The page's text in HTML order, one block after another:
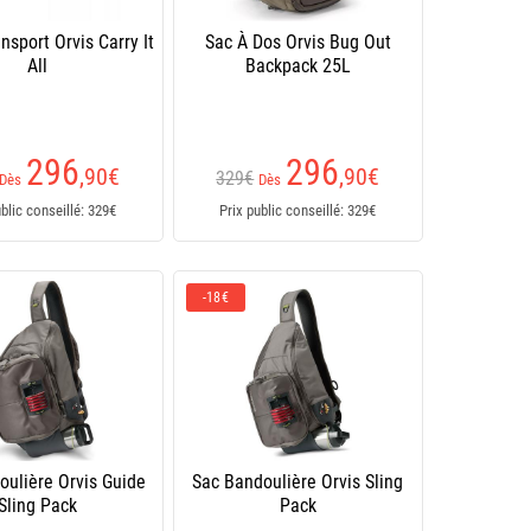
Orvis Carry It
All
296,90€
conseillé: 329€
Sac À Dos Orvis Bug Out
Backpack 25L
329€ Dès 296,90€
Prix public conseillé: 329€
Orvis Guide
Pack
-18€
Sac Bandoulière Orvis Sling
Pack